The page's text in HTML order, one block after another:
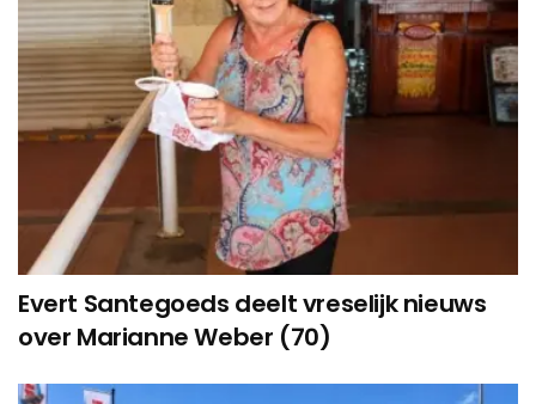
Evert Santegoeds deelt vreselijk nieuws
over Marianne Weber (70)